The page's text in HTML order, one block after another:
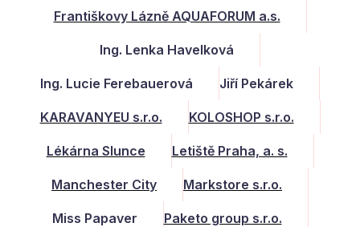
Františkovy Lázně AQUAFORUM a.s.
Ing. Lenka Havelková
Ing. Lucie Ferebauerová Jiří Pekárek
KARAVANYEU s.r.o. KOLOSHOP s.r.o.
Lékárna Slunce Letiště Praha, a. s.
Manchester City Markstore s.r.o.
Miss Papaver Paketo group s.r.o.